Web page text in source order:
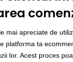
mai apreciate de
platforma ta
lor. Acest proces